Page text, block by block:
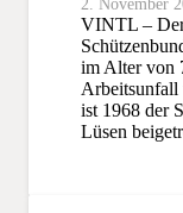
VINTL –
im Alter von
Arbeitsunfall
ist 1968 der
Lüsen